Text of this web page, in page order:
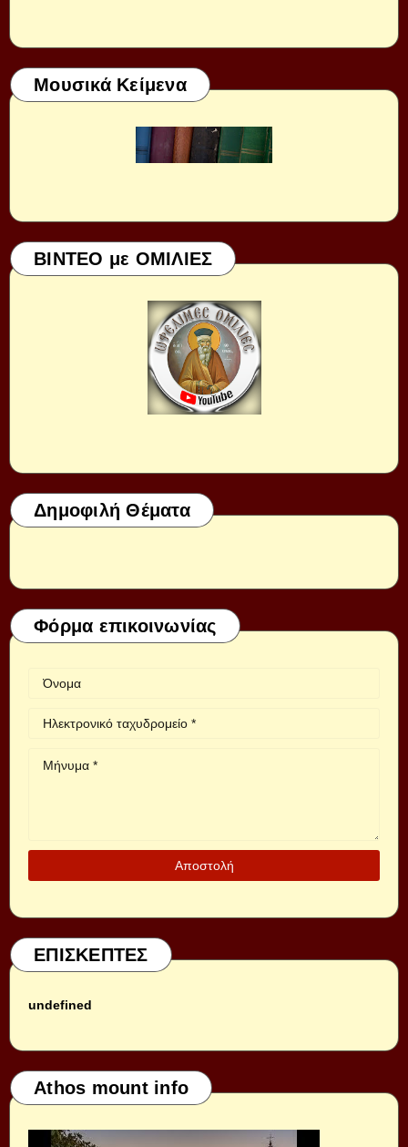
Μουσικά Κείμενα
ΒΙΝΤΕΟ με ΟΜΙΛΙΕΣ
Δημοφιλή Θέματα
Φόρμα επικοινωνίας
ΕΠΙΣΚΕΠΤΕΣ
undefined
Athos mount info